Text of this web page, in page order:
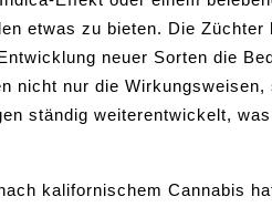
etwas zu bieten. Die
neuer Sorten die
nicht nur die Wirkungsweisen,
ständig weiterentwickelt,
kalifornischem Cannabis